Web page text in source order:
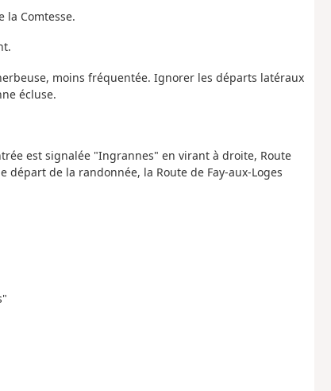
la Comtesse.
moins fréquentée. Ignorer les départs latéraux
écluse.
est signalée "Ingrannes" en virant à droite, Route
de la randonnée, la Route de Fay-aux-Loges